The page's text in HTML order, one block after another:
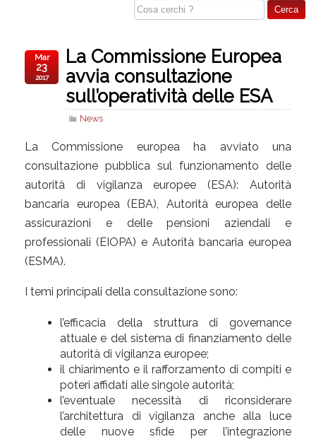
La Commissione Europea
avvia consultazione
sull’operatività delle ESA
News
Mar
23
2017
La Commissione europea ha avviato una
consultazione pubblica sul funzionamento delle
autorità di vigilanza europee (ESA): Autorità
bancaria europea (EBA), Autorità europea delle
assicurazioni e delle pensioni aziendali e
professionali (EIOPA) e Autorità bancaria europea
(ESMA).
I temi principali della consultazione sono:
l’efficacia della struttura di governance
attuale e del sistema di finanziamento delle
autorità di vigilanza europee;
il chiarimento e il rafforzamento di compiti e
poteri affidati alle singole autorità;
l’eventuale necessità di riconsiderare
l’architettura di vigilanza anche alla luce
delle nuove sfide per l’integrazione